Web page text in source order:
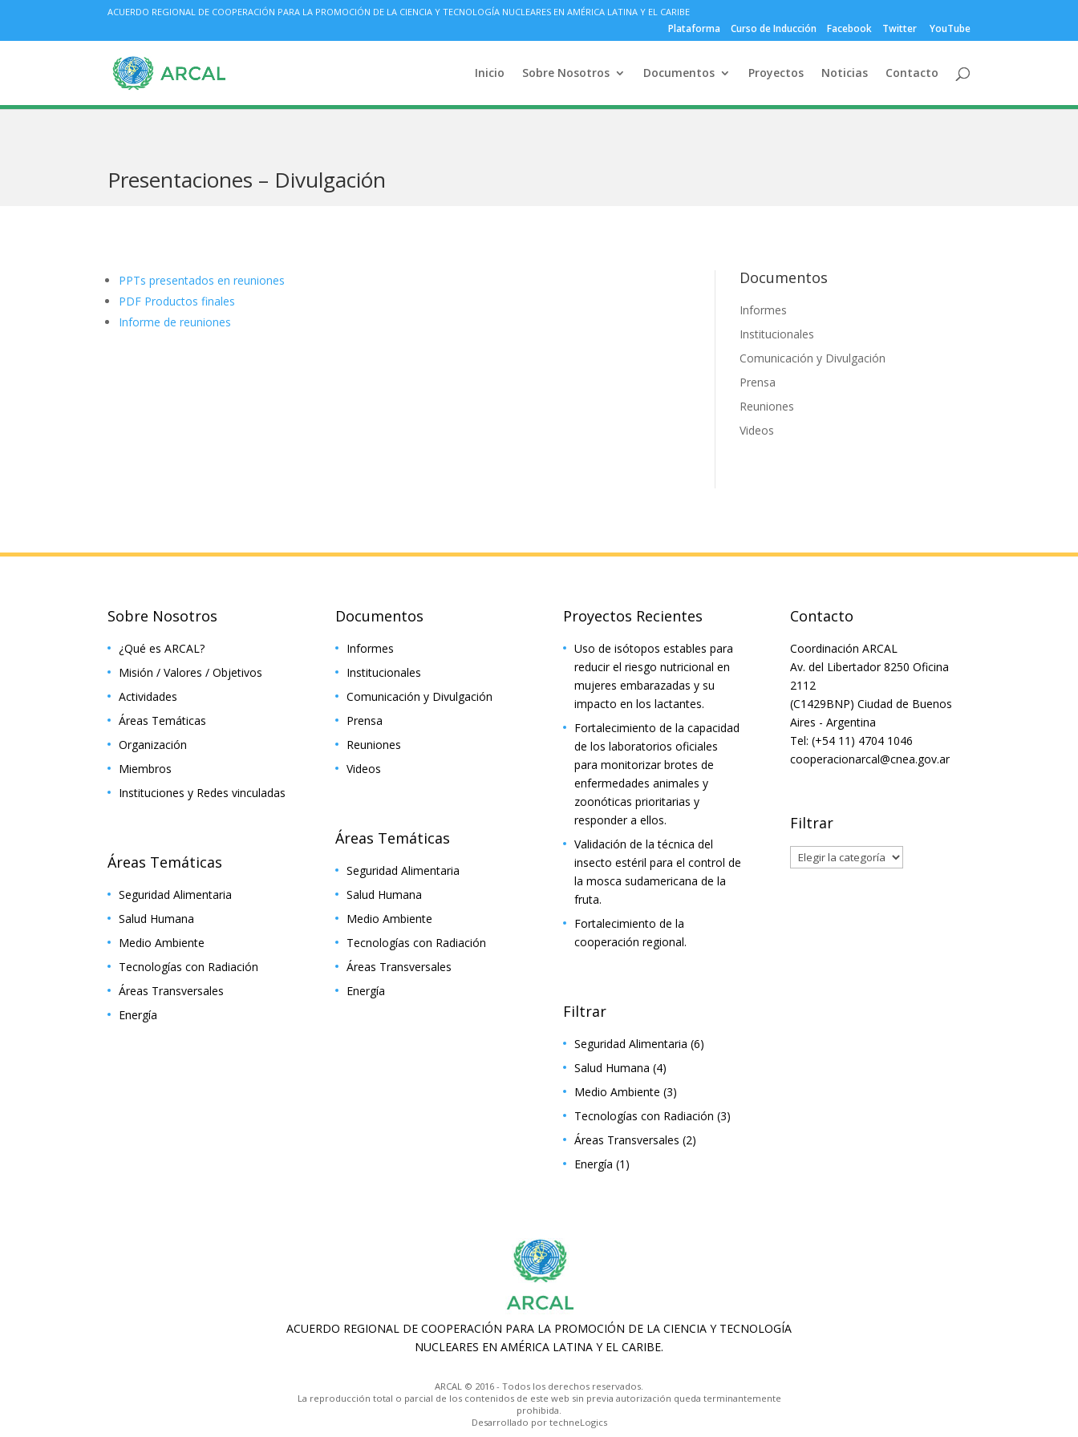
ACUERDO REGIONAL DE COOPERACIÓN PARA LA PROMOCIÓN DE LA CIENCIA Y TECNOLOGÍA NUCLEARES EN AMÉRICA LATINA Y EL CARIBE
Plataforma Curso de Inducción Facebook Twitter YouTube
Inicio Sobre Nosotros Documentos Proyectos Noticias Contacto
Presentaciones – Divulgación
PPTs presentados en reuniones
PDF Productos finales
Informe de reuniones
Documentos
Informes
Institucionales
Comunicación y Divulgación
Prensa
Reuniones
Videos
Sobre Nosotros
¿Qué es ARCAL?
Misión / Valores / Objetivos
Actividades
Áreas Temáticas
Organización
Miembros
Instituciones y Redes vinculadas
Áreas Temáticas
Seguridad Alimentaria
Salud Humana
Medio Ambiente
Tecnologías con Radiación
Áreas Transversales
Energía
Documentos
Informes
Institucionales
Comunicación y Divulgación
Prensa
Reuniones
Videos
Áreas Temáticas
Seguridad Alimentaria
Salud Humana
Medio Ambiente
Tecnologías con Radiación
Áreas Transversales
Energía
Proyectos Recientes
Uso de isótopos estables para
reducir el riesgo nutricional en
mujeres embarazadas y su
impacto en los lactantes.
Fortalecimiento de la capacidad
de los laboratorios oficiales
para monitorizar brotes de
enfermedades animales y
zoonóticas prioritarias y
responder a ellos.
Validación de la técnica del
insecto estéril para el control de
la mosca sudamericana de la
fruta.
Fortalecimiento de la
cooperación regional.
Filtrar
Seguridad Alimentaria (6)
Salud Humana (4)
Medio Ambiente (3)
Tecnologías con Radiación (3)
Áreas Transversales (2)
Energía (1)
Contacto
Coordinación ARCAL
Av. del Libertador 8250 Oficina
2112
(C1429BNP) Ciudad de Buenos
Aires - Argentina
Tel: (+54 11) 4704 1046
cooperacionarcal@cnea.gov.ar
Filtrar
Filtrar
ARCAL © 2016 - Todos los derechos reservados.
La reproducción total o parcial de los contenidos de este web sin previa autorización queda terminantemente
prohibida.
Desarrollado por techneLogics